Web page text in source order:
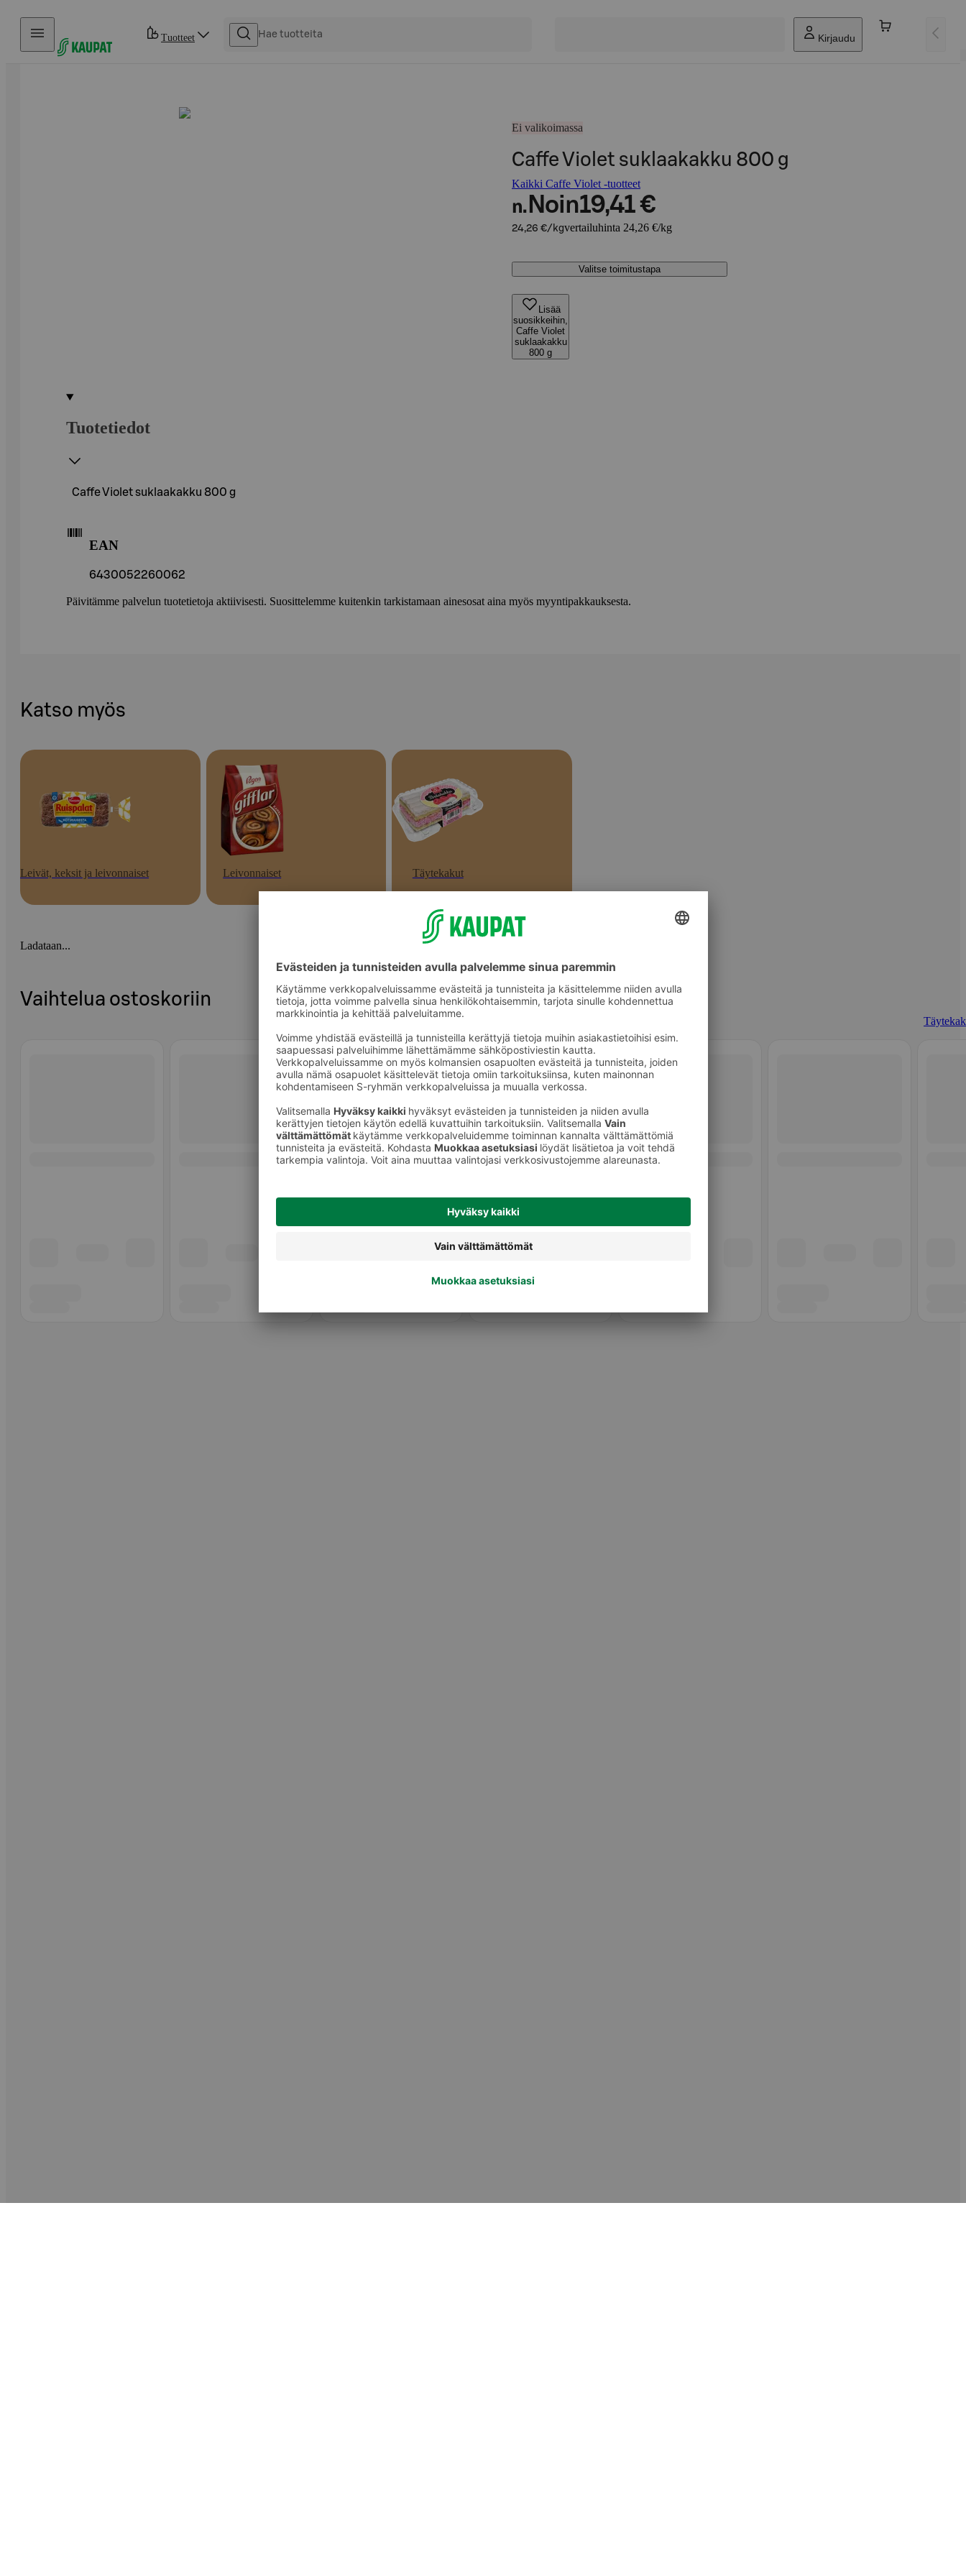
Hyppää sisältöön
Tuotteet Kirjaudu
Ei valikoimassa
Caffe Violet suklaakakku 800 g
Kaikki Caffe Violet -tuotteet
n. Noin19,41 €
24,26 €/kgvertailuhinta 24,26 €/kg
Valitse toimitustapa
Lisää
suosikkeihin,
Caffe Violet
suklaakakku
800 g
Tuotetiedot
Caffe Violet suklaakakku 800 g
EAN
6430052260062
Päivitämme palvelun tuotetietoja aktiivisesti. Suosittelemme kuitenkin tarkistamaan ainesosat aina myös myyntipakkauksesta.
Katso myös
Leivät, keksit ja leivonnaiset Leivonnaiset Täytekakut
Ladataan...
Vaihtelua ostoskoriin